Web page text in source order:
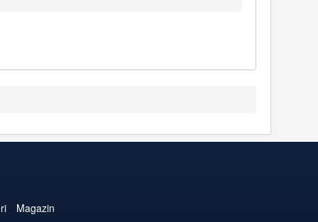
Magazin